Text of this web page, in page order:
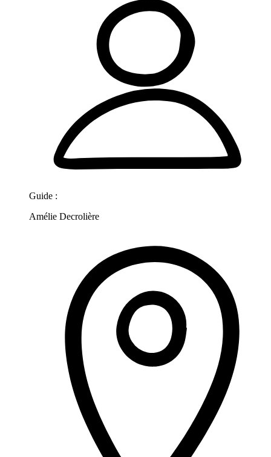
Guide :
Amélie Decrolière